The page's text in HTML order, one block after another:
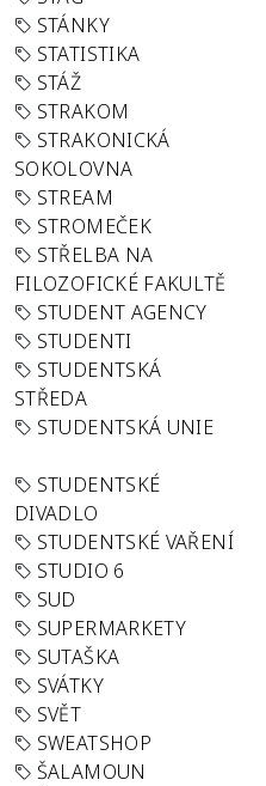
STÁNKY
STATISTIKA
STÁŽ
STRAKOM
STRAKONICKÁ
SOKOLOVNA
STREAM
STROMEČEK
STŘELBA NA
FILOZOFICKÉ FAKULTĚ
STUDENT AGENCY
STUDENTI
STUDENTSKÁ
STŘEDA
STUDENTSKÁ UNIE
STUDENTSKÉ
DIVADLO
STUDENTSKÉ VAŘENÍ
STUDIO 6
SUD
SUPERMARKETY
SUTAŠKA
SVÁTKY
SVĚT
SWEATSHOP
ŠALAMOUN